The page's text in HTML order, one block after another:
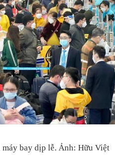
bay dịp lễ. Ảnh: Hữu Việt